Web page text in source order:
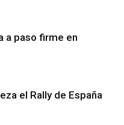
a paso firme en
el Rally de España